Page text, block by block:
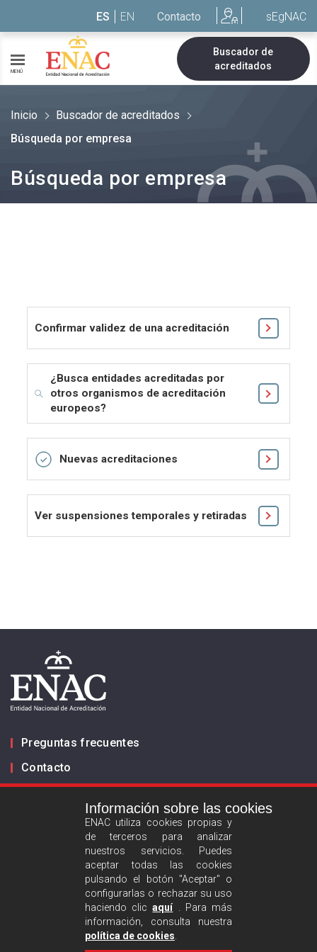
ES EN Contacto sEgNAC
MENÚ
Buscador de
acreditados
Inicio
Buscador de acreditados
Búsqueda por empresa
Búsqueda por empresa
Confirmar validez de una acreditación
¿Busca entidades acreditadas por
otros organismos de acreditación
europeos?
Nuevas acreditaciones
Ver suspensiones temporales y retiradas
Preguntas frecuentes
Contacto
Política de privacidad
Política de cookies
Información sobre las cookies
ENAC utiliza cookies propias y
de terceros para analizar
nuestros servicios. Puedes
aceptar todas las cookies
pulsando el botón "Aceptar" o
configurarlas o rechazar su uso
haciendo clicaquí. Para más
información, consulta nuestra
política de cookies